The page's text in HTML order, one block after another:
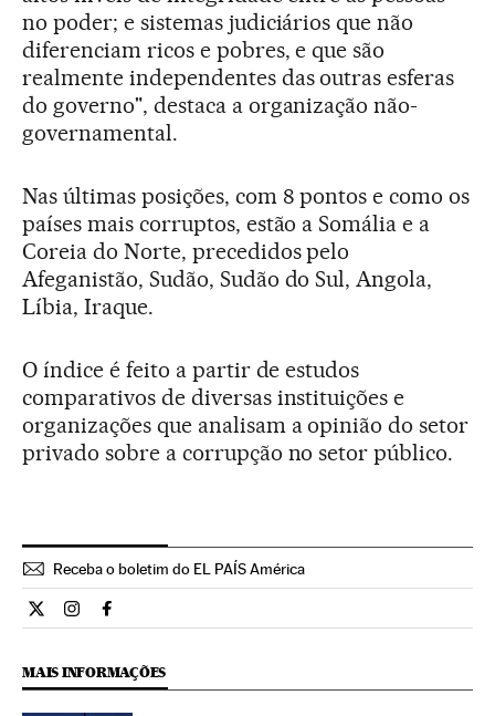
no poder; e sistemas judiciários que não
diferenciam ricos e pobres, e que são
realmente independentes das outras esferas
do governo", destaca a organização não-
governamental.
Nas últimas posições, com 8 pontos e como os
países mais corruptos, estão a Somália e a
Coreia do Norte, precedidos pelo
Afeganistão, Sudão, Sudão do Sul, Angola,
Líbia, Iraque.
O índice é feito a partir de estudos
comparativos de diversas instituições e
organizações que analisam a opinião do setor
privado sobre a corrupção no setor público.
Receba o boletim do EL PAÍS América
Internacional El País Brasil en Twitter
Internacional El País Brasil en Instagram
Internacional El País Brasil en Facebook
MAIS INFORMAÇÕES